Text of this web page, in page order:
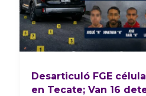
Desarticuló FGE
en Tecate; Van 16